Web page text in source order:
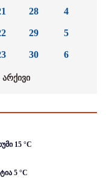
28
29
30
4
5
6
15 °C
5 °C